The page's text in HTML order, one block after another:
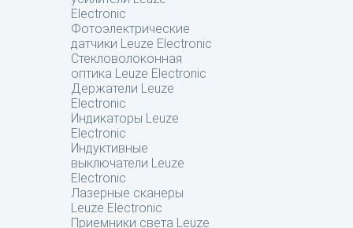
Electronic
Фотоэлектрические
датчики Leuze Electronic
Стекловолоконная
оптика Leuze Electronic
Держатели Leuze
Electronic
Индикаторы Leuze
Electronic
Индуктивные
выключатели Leuze
Electronic
Лазерные сканеры
Leuze Electronic
Приемники света Leuze